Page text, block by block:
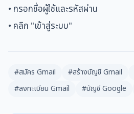
• กรอกชื่อผู้ใช้และรหัสผ่าน
• คลิก "เข้าสู่ระบบ"
#สมัคร Gmail #สร้างบัญชี Gmail
#ลงทะเบียน Gmail
#บัญชี Google